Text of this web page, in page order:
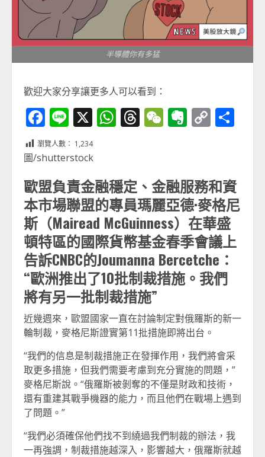
半導體你有多猛
歡迎大家分享讓更多人可以看到：
Facebook
Line
X WhatsApp
Threads
WeChat
Evernote
Copy
瀏覽人數： 1,234
圖/shutterstock
歐盟負責金融穩定、金融服務和資
本市場聯盟的專員瑪麗亞德·麥格尼
斯（Mairead McGuinness）在華盛
頓特區的國際貨幣基金春季會議上
告訴CNBC的Joumanna Bercetche：
“歐洲推出了10批制裁措施。我們
將有另一批制裁措施”
近幾週來，歐盟國家一直在討論制定對俄羅斯的新一
輪制裁，麥格尼斯證實第11批措施即將出台。
“我們的信息是制裁措施正在發揮作用，我們將會采
取更多措施，但我們需要考慮到充分實施的問題，”
麥格尼斯說。“俄羅斯被剝奪的不僅是財政和技術，
還有重建其戰爭機器的能力，而且他們在戰場上遇到
了問題。”
“我們必須確保他們找不到繞過我們制裁的辦法，我
一再強調，制裁措施越深入，影響越大，俄羅斯就越